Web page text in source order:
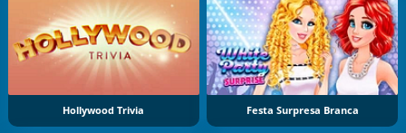
Hollywood Trivia Festa Surpresa Branca